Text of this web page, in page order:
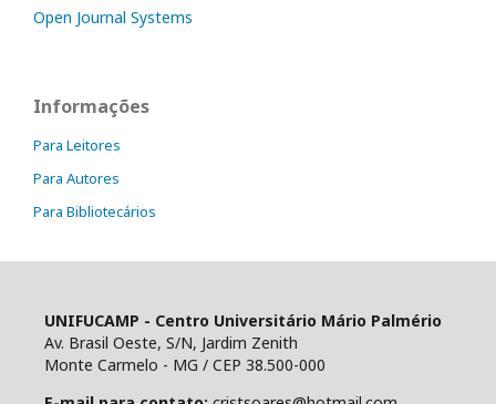
Open Journal Systems
Informações
Para Leitores
Para Autores
Para Bibliotecários
UNIFUCAMP - Centro Universitário Mário Palmério
Av. Brasil Oeste, S/N, Jardim Zenith
Monte Carmelo - MG / CEP 38.500-000